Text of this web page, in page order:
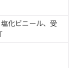
化ビニール、受